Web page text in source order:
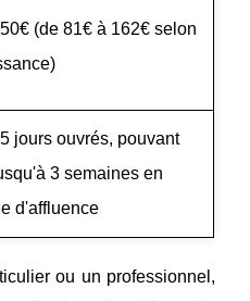
(de 81€ à 162€ selon
jours ouvrés, pouvant
3 semaines en
d'affluence
ou un professionnel,